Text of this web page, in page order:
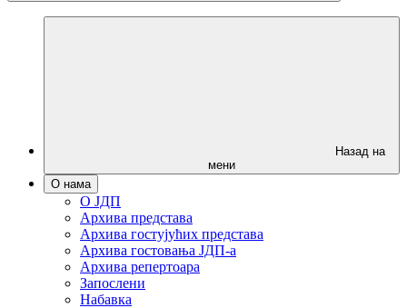
Назад на
мени
О нама
О ЈДП
Архива представа
Архива гостујућих представа
Архива гостовања ЈДП-а
Архива репертоара
Запослени
Набавка